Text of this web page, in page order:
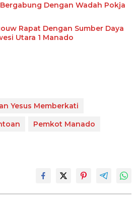
Dengan Wadah Pokja
Rapat Dengan Sumber Daya
Utara 1 Manado
Yesus Memberkati
Pemkot Manado